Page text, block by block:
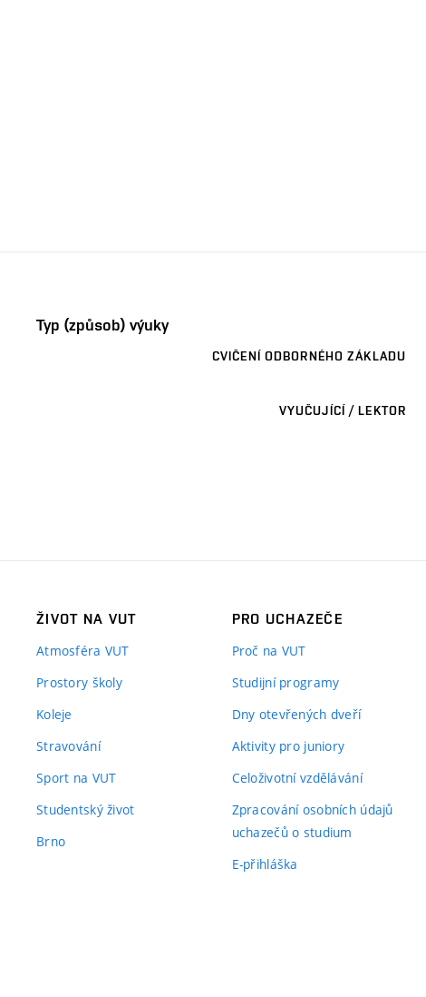
Typ (způsob) výuky
CVIČENÍ ODBORNÉHO ZÁKLADU
VYUČUJÍCÍ / LEKTOR
ŽIVOT NA VUT
Atmosféra VUT
Prostory školy
Koleje
Stravování
Sport na VUT
Studentský život
Brno
PRO UCHAZEČE
Proč na VUT
Studijní programy
Dny otevřených dveří
Aktivity pro juniory
Celoživotní vzdělávání
Zpracování osobních údajů
uchazečů o studium
E-přihláška